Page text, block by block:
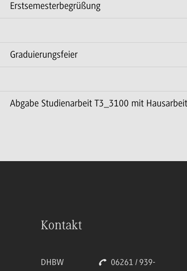
Erstsemesterbegrüßung
Graduierungsfeier
Abgabe Studienarbeit T3_3100 mit
Kontakt
DHBW
06261 / 939-